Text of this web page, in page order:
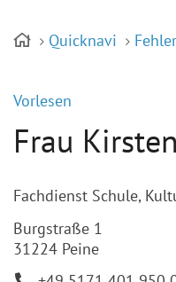
Quicknavi
Vorlesen
Frau
Fachdienst Schule,
Burgstraße 1
31224 Peine